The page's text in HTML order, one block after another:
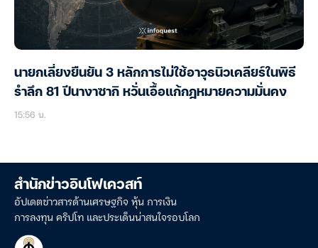
นายกเลี่ยงยืนยัน 3 หลักการไม่ใช้อาวุธนิวเคลียร์ในพิธี
รำลึก 81 ปีนางาซากิ หวั่นเอื้อแก้กฎหมายความมั่นคง
15:56 น.
สำนักข่าวอินโฟเควสท์
อัปเดตข่าวสารด้านเศรษฐกิจ หุ้น การเงิน
การลงทุน คริปโท และประเด็นน่าสนใจรอบโลก